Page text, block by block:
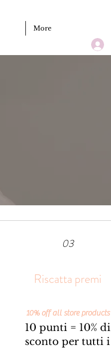
More
03
Riscatta premi
10% off all store products
10 punti = 10% di
sconto per tutti i